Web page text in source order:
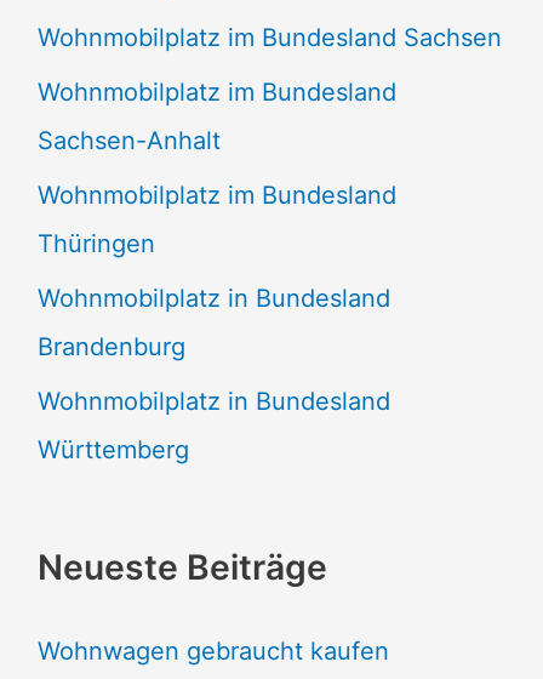
Wohnmobilplatz im Bundesland Sachsen
Wohnmobilplatz im Bundesland
Sachsen-Anhalt
Wohnmobilplatz im Bundesland
Thüringen
Wohnmobilplatz in Bundesland
Brandenburg
Wohnmobilplatz in Bundesland
Württemberg
Neueste Beiträge
Wohnwagen gebraucht kaufen